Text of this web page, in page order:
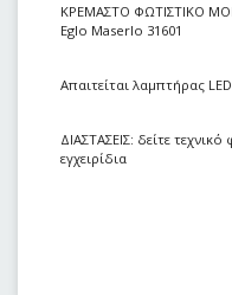
ΚΡΕΜΑΣΤΟ ΦΩΤΙΣΤΙΚΟ
Eglo Maserlo 31601
Απαιτείται λαμπτήρας
ΔΙΑΣΤΑΣΕΙΣ: δείτε
εγχειρίδια